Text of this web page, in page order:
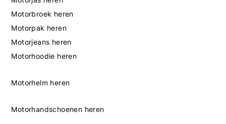
Motorbroek heren
Motorpak heren
Motorjeans heren
Motorhoodie heren
Motorhelm heren
Motorhandschoenen heren